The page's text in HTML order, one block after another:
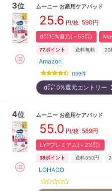
3位 ムーニー お産用ケアパッド
25.6 円/枚 590円
d㌽10%還元(＋59㌽)
77ポイント 送料無料 20
Amazon
1199件
d㌽10%還元エントリー
4位 ムーニー お産用ケアパッド
55.0 円/枚 589円
LYPプレミアム(＋2%㌽)
38ポイント 送料550円
LOHACO